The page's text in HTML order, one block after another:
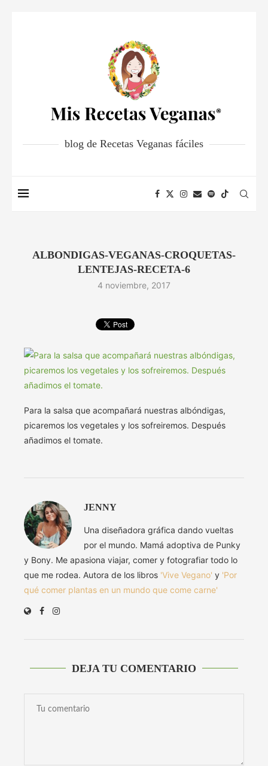
blog de Recetas Veganas fáciles
ALBONDIGAS-VEGANAS-CROQUETAS-
LENTEJAS-RECETA-6
4 noviembre, 2017
Para la salsa que acompañará nuestras albóndigas,
picaremos los vegetales y los sofreiremos. Después
añadimos el tomate.
JENNY
Una diseñadora gráfica dando vueltas
por el mundo. Mamá adoptiva de Punky
y Bony. Me apasiona viajar, comer y fotografiar todo lo
que me rodea. Autora de los libros 'Vive Vegano' y 'Por
qué comer plantas en un mundo que come carne'
DEJA TU COMENTARIO